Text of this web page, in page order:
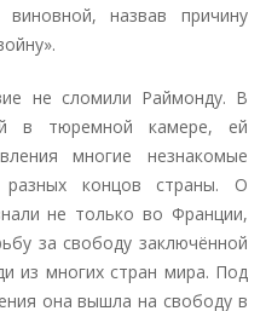
назвав причину
не сломили Раймонду. В
в тюремной камере, ей
многие незнакомые
разных концов страны. О
не только во Франции,
за свободу заключённой
из многих стран мира. Под
она вышла на свободу в